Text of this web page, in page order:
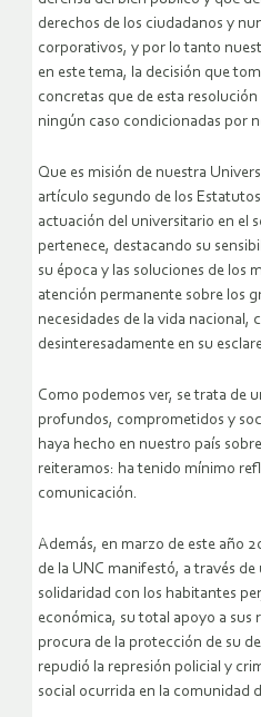
derechos de los ciudadanos y
corporativos, y por lo tanto
en este tema, la decisión que
concretas que de esta
ningún caso condicionadas por
Que es misión de nuestra
artículo segundo de los
actuación del universitario en el
pertenece, destacando su
su época y las soluciones de los
atención permanente sobre los
necesidades de la vida nacional,
desinteresadamente en su
Como podemos ver, se trata de
profundos, comprometidos y
haya hecho en nuestro país
reiteramos: ha tenido mínimo
comunicación.
Además, en marzo de este año
de la UNC manifestó, a través
solidaridad con los habitantes
económica, su total apoyo a sus
procura de la protección de su
repudió la represión policial y
social ocurrida en la comunidad